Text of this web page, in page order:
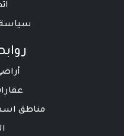
مناطق